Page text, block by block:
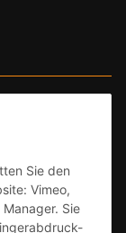
Sie den
Vimeo,
Sie